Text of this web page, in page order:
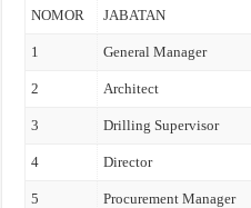
NOMOR JABATAN
1 General Manager
2 Architect
3 Drilling Supervisor
4 Director
5 Procurement Manager